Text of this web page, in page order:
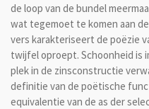
de loop van de bundel
wat tegemoet te komen aan
vers karakteriseert de poëzie
twijfel oproept. Schoonheid is
plek in de zinsconstructie
definitie van de poëtische
equivalentie van de as der